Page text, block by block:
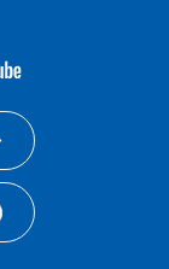
youtube-